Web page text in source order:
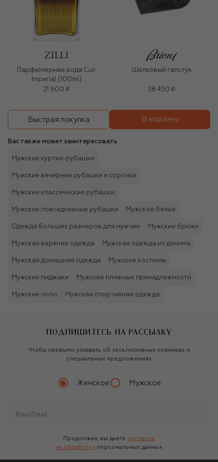
Парфюмерная вода Cuir
Imperial (100ml)
21 900 ₽
Шелковый галстук
38 450 ₽
Быстрая покупка В корзину
Вас также может заинтересовать
Мужские куртки-рубашки
Мужские вечерние рубашки и сорочки
Мужские классические рубашки
Мужские повседневные рубашки Мужское бельё
Одежда больших размеров для мужчин Мужские брюки
Мужская верхняя одежда Мужская одежда из денима
Мужская домашняя одежда Мужские костюмы
Мужские пиджаки Мужские пляжные принадлежности
Мужские поло Мужская спортивная одежда
ПОДПИШИТЕСЬ НА РАССЫЛКУ
Чтобы первыми узнавать об эксклюзивных новинках и
специальных предложениях
Женское Мужское
Продолжая, вы даете согласие
на обработку персональных данных